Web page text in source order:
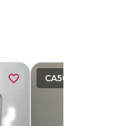
CA5078